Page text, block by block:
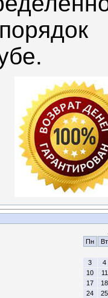
Пн
Вт
3
4
10
11
17
18
24
25